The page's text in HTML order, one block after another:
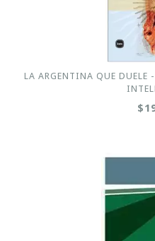
LA ARGENTINA QUE DUELE